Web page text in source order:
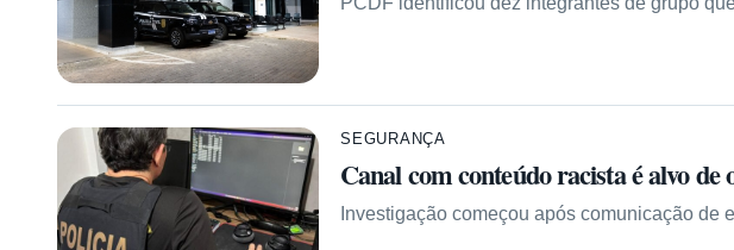
SEGURANÇA
Canal com conteúdo racista é alvo
Investigação começou após comunicação